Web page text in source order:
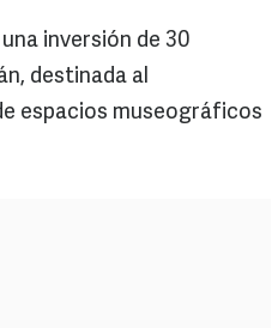
inversión de 30
destinada al
espacios museográficos